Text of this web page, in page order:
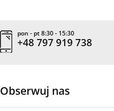
pon - pt 8:30 - 15:30
+48 797 919 738
Obserwuj nas